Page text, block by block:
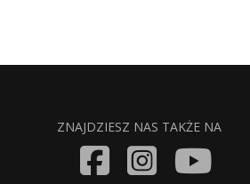
ZNAJDZIESZ NAS TAKŻE NA